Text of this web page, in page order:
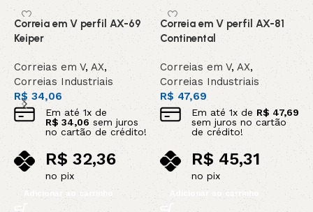
Correia em V perfil AX-69
Keiper
Correias em V, AX,
Correias Industriais
R$ 34,06
Em até1x de
R$34,06 sem juros
no cartão de crédito!
R$32,36
no pix
Adicionar ao carrinho
Correia em V perfil AX-81
Continental
Correias em V,AX,
Correias Industriais
R$47,69
Em até 1x deR$47,69
sem juros no cartão
de crédito!
R$45,31
no pix
Adicionar ao carrinho